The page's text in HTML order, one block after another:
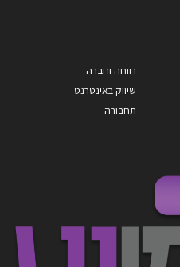
רווחה וחברה
שיווק באינטרנט
תחבורה